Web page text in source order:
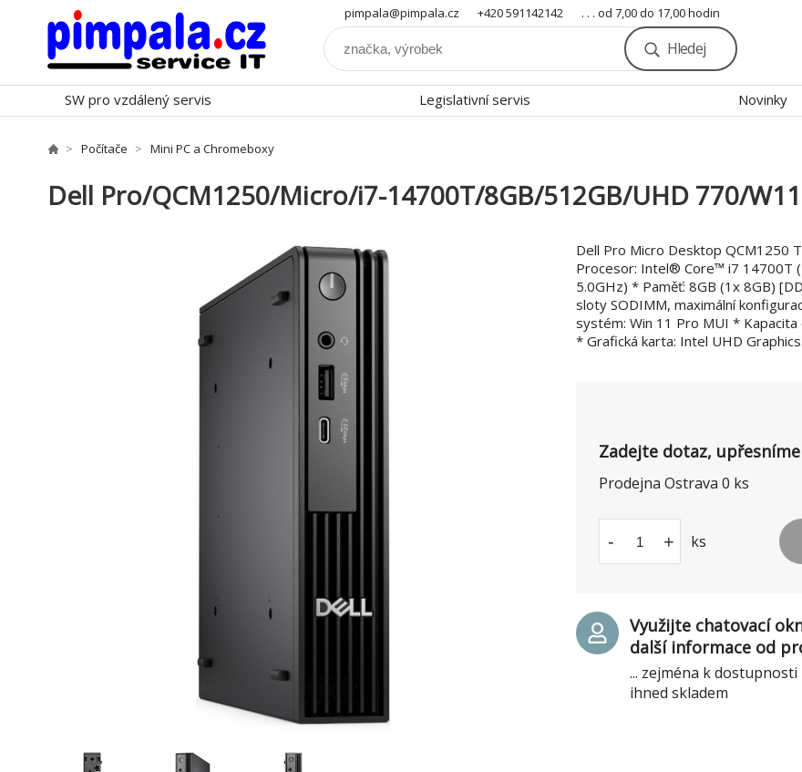
pimpala@pimpala.cz +420 591142142 . . . od 7,00 do 17,00 hodin
Hledej
SW pro vzdálený servis Legislativní servis Novinky
Počítače Mini PC a Chromeboxy
Dell Pro/QCM1250/Micro/i7-14700T/8GB/512GB/UHD 770/
Dell Pro Micro Desktop QCM1250
Procesor: Intel® Core™ i7 14700T
5.0GHz) * Paměť: 8GB (1x 8GB)
sloty SODIMM, maximální
systém: Win 11 Pro MUI * Kapacita
* Grafická karta: Intel UHD
Zadejte dotaz, upřesníme
Prodejna Ostrava 0 ks
- + ks
Využijte chatovací
další informace od
... zejména k
ihned skladem